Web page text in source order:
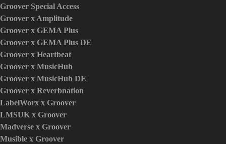
Groover Special Access
Groover x Amplitude
Groover x GEMA Plus
Groover x GEMA Plus DE
Groover x Heartbeat
Groover x MusicHub
Groover x MusicHub DE
Groover x Reverbnation
LabelWorx x Groover
LMSUK x Groover
Madverse x Groover
Musible x Groover